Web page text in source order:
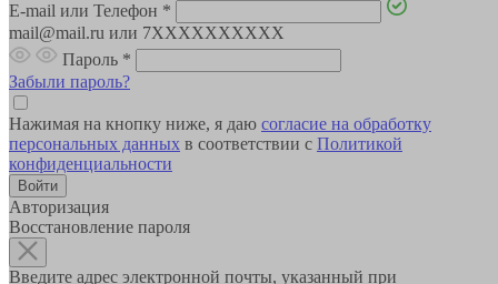
E-mail или Телефон *
mail@mail.ru или 7XXXXXXXXXX
Пароль *
Забыли пароль?
Нажимая на кнопку ниже, я даю согласие на обработку
персональных данных в соответствии с Политикой
конфиденциальности
Авторизация
Восстановление пароля
Введите адрес электронной почты, указанный при